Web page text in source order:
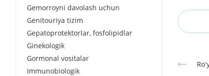
Gemorroyni davolash uchun
Genitouriya tizim
Gepatoprotektorlar, fosfolipidlar
Ginekologik
Gormonal vositalar
Immunobiologik